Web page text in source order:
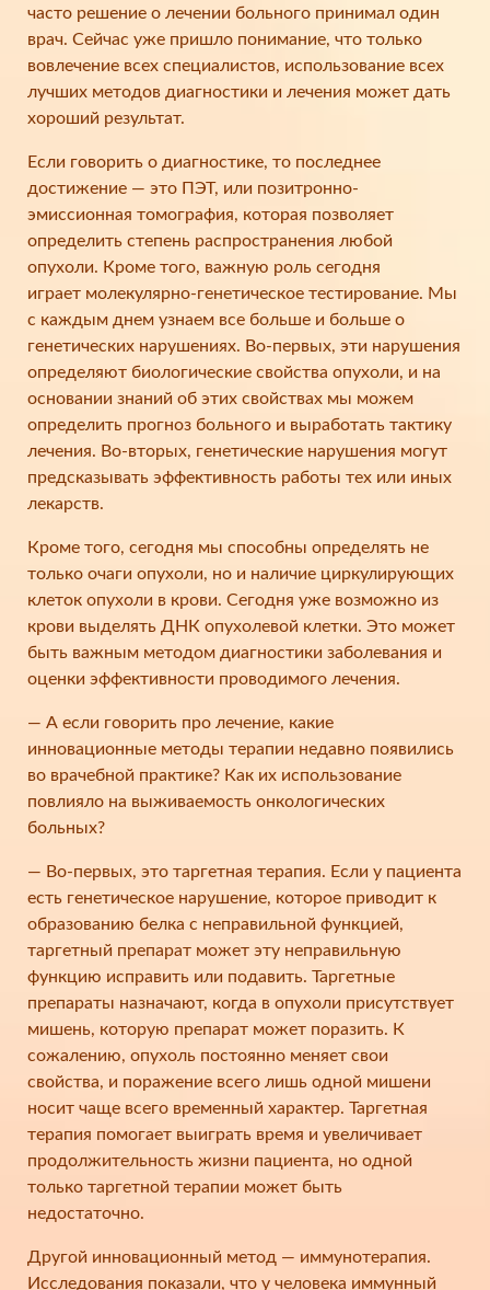
часто решение о лечении больного принимал один
врач. Сейчас уже пришло понимание, что только
вовлечение всех специалистов, использование всех
лучших методов диагностики и лечения может дать
хороший результат.
Если говорить о диагностике, то последнее
достижение — это ПЭТ, или позитронно-
эмиссионная томография, которая позволяет
определить степень распространения любой
опухоли. Кроме того, важную роль сегодня
играет молекулярно-генетическое тестирование. Мы
с каждым днем узнаем все больше и больше о
генетических нарушениях. Во-первых, эти нарушения
определяют биологические свойства опухоли, и на
основании знаний об этих свойствах мы можем
определить прогноз больного и выработать тактику
лечения. Во-вторых, генетические нарушения могут
предсказывать эффективность работы тех или иных
лекарств.
Кроме того, сегодня мы способны определять не
только очаги опухоли, но и наличие циркулирующих
клеток опухоли в крови. Сегодня уже возможно из
крови выделять ДНК опухолевой клетки. Это может
быть важным методом диагностики заболевания и
оценки эффективности проводимого лечения.
— А если говорить про лечение, какие
инновационные методы терапии недавно появились
во врачебной практике? Как их использование
повлияло на выживаемость онкологических
больных?
— Во-первых, это таргетная терапия. Если у пациента
есть генетическое нарушение, которое приводит к
образованию белка с неправильной функцией,
таргетный препарат может эту неправильную
функцию исправить или подавить. Таргетные
препараты назначают, когда в опухоли присутствует
мишень, которую препарат может поразить. К
сожалению, опухоль постоянно меняет свои
свойства, и поражение всего лишь одной мишени
носит чаще всего временный характер. Таргетная
терапия помогает выиграть время и увеличивает
продолжительность жизни пациента, но одной
только таргетной терапии может быть
недостаточно.
Другой инновационный метод — иммунотерапия.
Исследования показали, что у человека иммунный